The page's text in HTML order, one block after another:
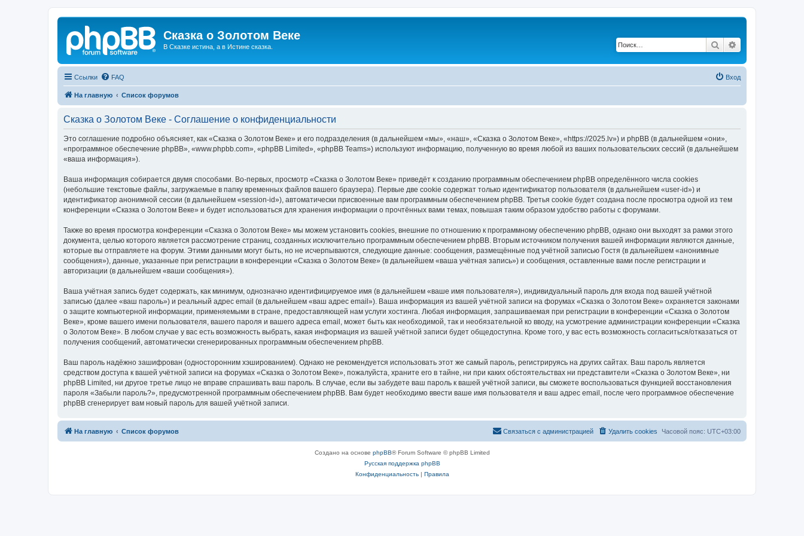
Сказка о Золотом Веке
В Сказке истина, а в Истине сказка. Поиск
Ссылки FAQ Вход
На главную Список форумов
Сказка о Золотом Веке - Соглашение о конфиденциальности
Это соглашение подробно объясняет, как «Сказка о Золотом Веке» и его подразделения (в дальнейшем «мы», «наш», «Сказка о Золотом Веке», «https://2025.lv») и phpBB (в дальнейшем «они»,
«программное обеспечение phpBB», «www.phpbb.com», «phpBB Limited», «phpBB Teams») используют информацию, полученную во время любой из ваших пользовательских сессий (в дальнейшем
«ваша информация»).
Ваша информация собирается двумя способами. Во-первых, просмотр «Сказка о Золотом Веке» приведёт к созданию программным обеспечением phpBB определённого числа cookies
(небольшие текстовые файлы, загружаемые в папку временных файлов вашего браузера). Первые две cookie содержат только идентификатор пользователя (в дальнейшем «user-id») и
идентификатор анонимной сессии (в дальнейшем «session-id»), автоматически присвоенные вам программным обеспечением phpBB. Третья cookie будет создана после просмотра одной из тем
конференции «Сказка о Золотом Веке» и будет использоваться для хранения информации о прочтённых вами темах, повышая таким образом удобство работы с форумами.
Также во время просмотра конференции «Сказка о Золотом Веке» мы можем установить cookies, внешние по отношению к программному обеспечению phpBB, однако они выходят за рамки этого
документа, целью которого является рассмотрение страниц, созданных исключительно программным обеспечением phpBB. Вторым источником получения вашей информации являются данные,
которые вы отправляете на форум. Этими данными могут быть, но не исчерпываются, следующие данные: сообщения, размещённые под учётной записью Гостя (в дальнейшем «анонимные
сообщения»), данные, указанные при регистрации в конференции «Сказка о Золотом Веке» (в дальнейшем «ваша учётная запись») и сообщения, оставленные вами после регистрации и
авторизации (в дальнейшем «ваши сообщения»).
Ваша учётная запись будет содержать, как минимум, однозначно идентифицируемое имя (в дальнейшем «ваше имя пользователя»), индивидуальный пароль для входа под вашей учётной
записью (далее «ваш пароль») и реальный адрес email (в дальнейшем «ваш адрес email»). Ваша информация из вашей учётной записи на форумах «Сказка о Золотом Веке» охраняется законами
о защите компьютерной информации, применяемыми в стране, предоставляющей нам услуги хостинга. Любая информация, запрашиваемая при регистрации в конференции «Сказка о Золотом
Веке», кроме вашего имени пользователя, вашего пароля и вашего адреса email, может быть как необходимой, так и необязательной ко вводу, на усмотрение администрации конференции «Сказка
о Золотом Веке». В любом случае у вас есть возможность выбрать, какая информация из вашей учётной записи будет общедоступна. Кроме того, у вас есть возможность согласиться/отказаться от
получения сообщений, автоматически сгенерированных программным обеспечением phpBB.
Ваш пароль надёжно зашифрован (односторонним хэшированием). Однако не рекомендуется использовать этот же самый пароль, регистрируясь на других сайтах. Ваш пароль является
средством доступа к вашей учётной записи на форумах «Сказка о Золотом Веке», пожалуйста, храните его в тайне, ни при каких обстоятельствах ни представители «Сказка о Золотом Веке», ни
phpBB Limited, ни другое третье лицо не вправе спрашивать ваш пароль. В случае, если вы забудете ваш пароль к вашей учётной записи, вы сможете воспользоваться функцией восстановления
пароля «Забыли пароль?», предусмотренной программным обеспечением phpBB. Вам будет необходимо ввести ваше имя пользователя и ваш адрес email, после чего программное обеспечение
phpBB сгенерирует вам новый пароль для вашей учётной записи.
На главную Список форумов Часовой пояс: UTC+03:00
Удалить cookies
Связаться с администрацией
Создано на основе phpBB® Forum Software © phpBB Limited
Русская поддержка phpBB
Конфиденциальность| Правила